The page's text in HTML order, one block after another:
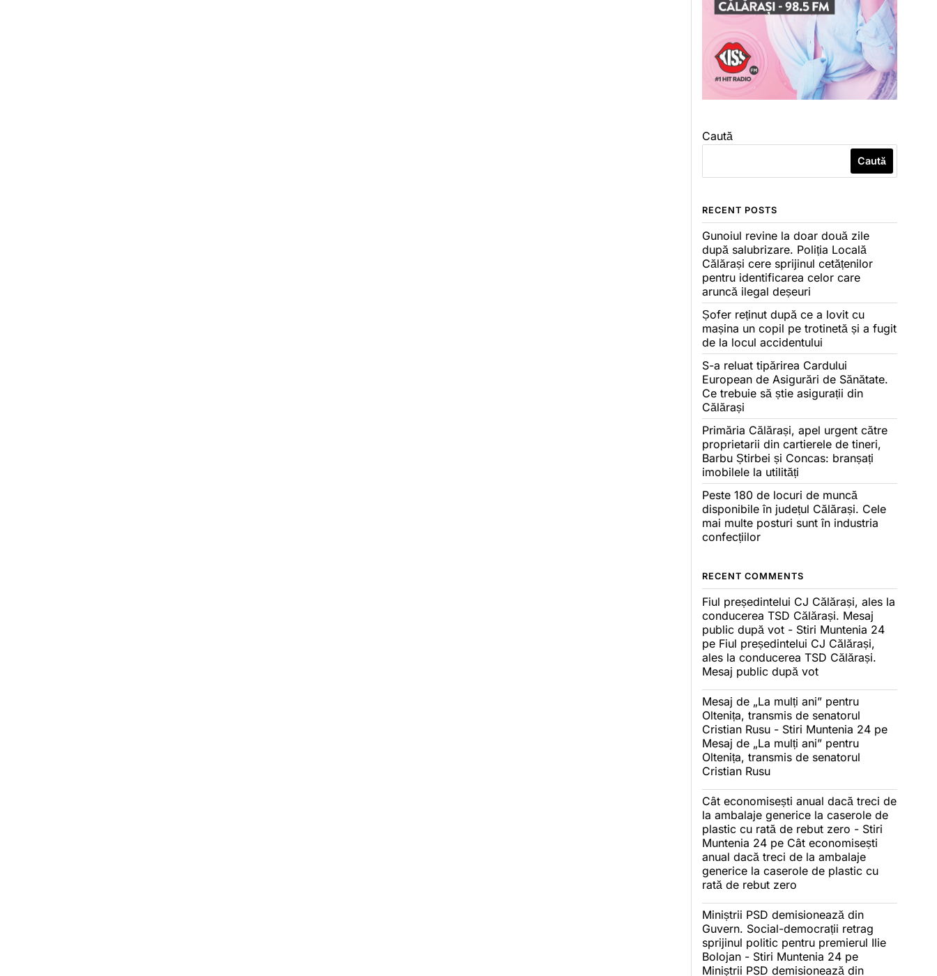
Caută
Caută
RECENT POSTS
Gunoiul revine la doar două zile
după salubrizare. Poliția Locală
Călărași cere sprijinul cetățenilor
pentru identificarea celor care
aruncă ilegal deșeuri
Șofer reținut după ce a lovit cu
mașina un copil pe trotinetă și a fugit
de la locul accidentului
S-a reluat tipărirea Cardului
European de Asigurări de Sănătate.
Ce trebuie să știe asigurații din
Călărași
Primăria Călărași, apel urgent către
proprietarii din cartierele de tineri,
Barbu Știrbei și Concas: branșați
imobilele la utilități
Peste 180 de locuri de muncă
disponibile în județul Călărași. Cele
mai multe posturi sunt în industria
confecțiilor
RECENT COMMENTS
Fiul președintelui CJ Călărași, ales la
conducerea TSD Călărași. Mesaj
public după vot - Stiri Muntenia 24
pe Fiul președintelui CJ Călărași,
ales la conducerea TSD Călărași.
Mesaj public după vot
Mesaj de „La mulți ani” pentru
Oltenița, transmis de senatorul
Cristian Rusu - Stiri Muntenia 24 pe
Mesaj de „La mulți ani” pentru
Oltenița, transmis de senatorul
Cristian Rusu
Cât economisești anual dacă treci de
la ambalaje generice la caserole de
plastic cu rată de rebut zero - Stiri
Muntenia 24 pe Cât economisești
anual dacă treci de la ambalaje
generice la caserole de plastic cu
rată de rebut zero
Miniștrii PSD demisionează din
Guvern. Social-democrații retrag
sprijinul politic pentru premierul Ilie
Bolojan - Stiri Muntenia 24 pe
Miniștrii PSD demisionează din